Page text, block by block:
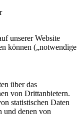
unserer Website
können („notwendige
über das
von Drittanbietern.
statistischen Daten
und denen von